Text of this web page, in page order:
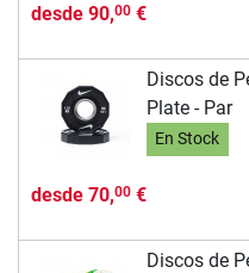
desde 90,00€
Discos de
Plate - Par
En Stock
desde 70,00€
Discos de